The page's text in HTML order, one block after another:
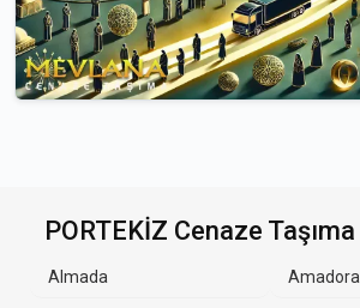
PORTEKİZ Cenaze Taşıma
Almada Amadora